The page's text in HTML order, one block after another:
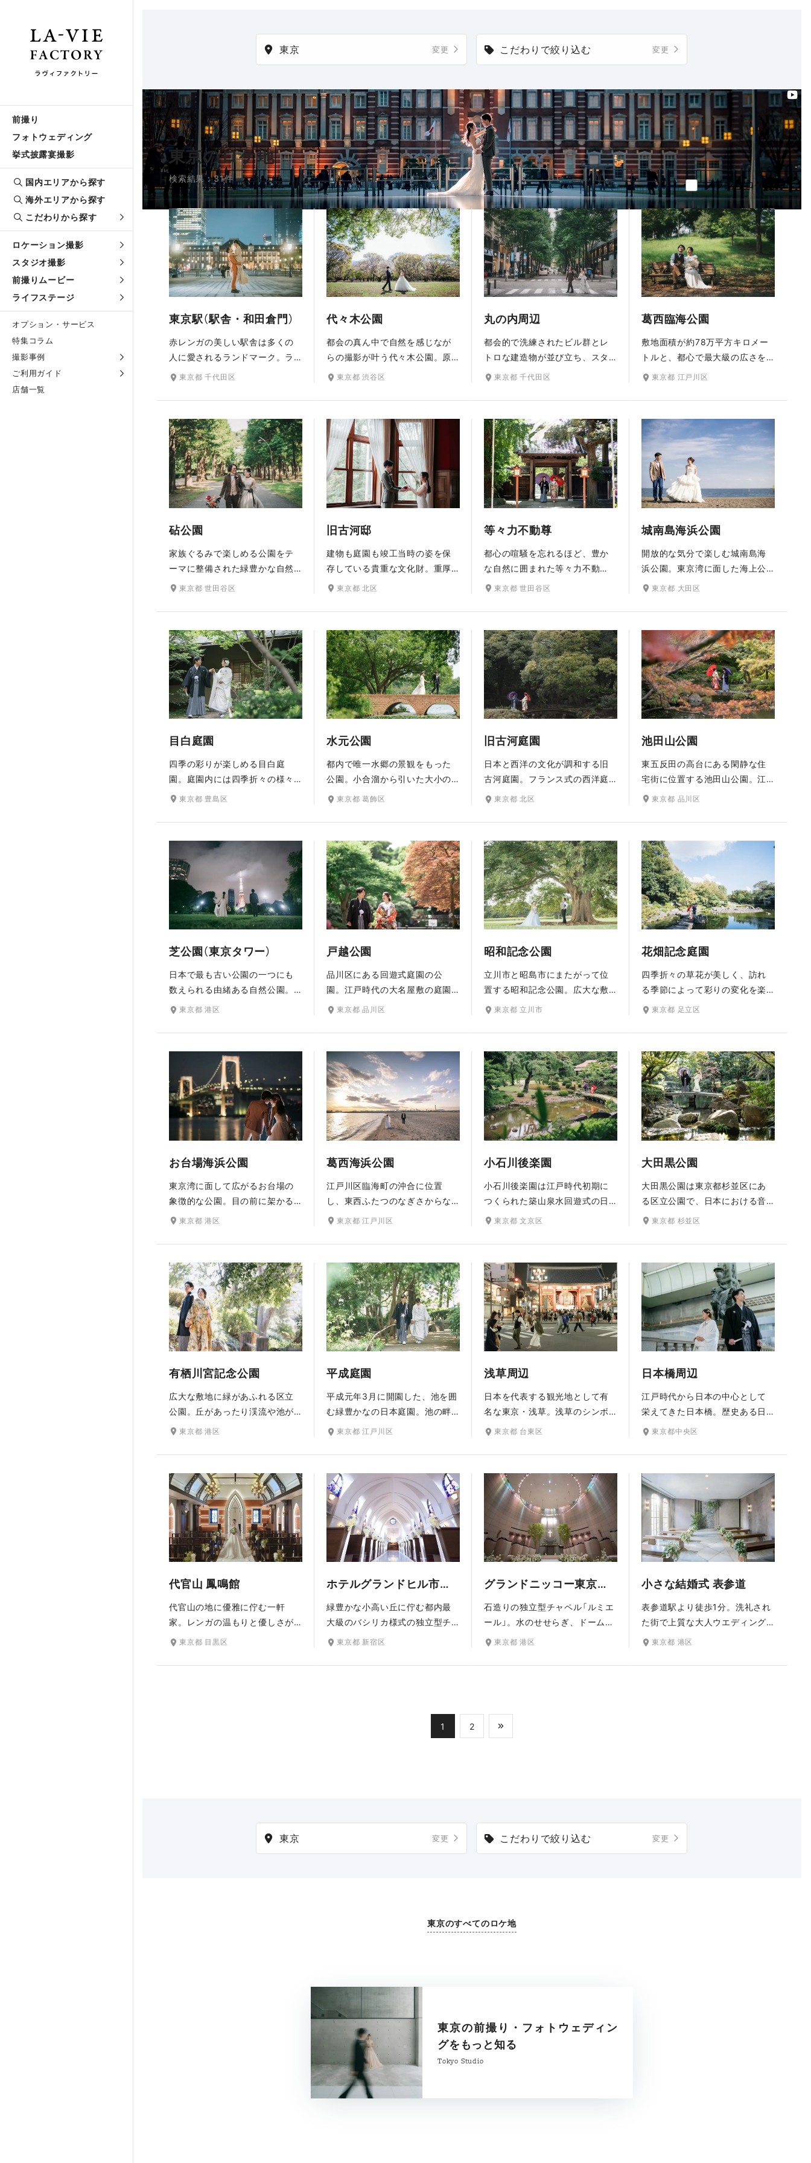
前撮り
フォトウェディング
挙式披露宴撮影
国内エリアから探す
海外エリアから探す
こだわりから探す
ロケーション撮影
スタジオ撮影
前撮りムービー
ライフステージ
オプション・サービス
特集コラム
撮影事例
ご利用ガイド
店舗一覧
東京 変更 こだわりで絞り込む 変更
東京のロケ地
検索結果：31件
プラン内ロケ地
東京駅（駅舎・和田倉門）
赤レンガの美しい駅舎は多くの
人に愛されるランドマーク。ラ
イトアップされた駅舎を背景
真が残せるナイトフォトが人気
です。銀杏並木が美しい行幸通
や重厚な石造りの和田倉門な
ど、周辺には多彩な撮影スポッ
トも。ラフなオフショットから
ロマンチックな構図まで、東京
の今と歴史を感じるこの場所ら
しい特別な写真が残せます。
東京都 千代田区
代々木公園
都会の真ん中で自然を感じなが
らの撮影が叶う代々木公園。原
宿・表参道・渋谷から人々が多
木々に囲まれながら緑あふれる
写真を撮影できます。開放的な
気分を味わえる広大な敷地に
は、木々のほかも噴水や水回廊
を持つ水景施設などの見所も。
ウエディングドレスが映える、
豊かな自然が魅力のプラン内ロ
ケ地です。
東京都 渋谷区
丸の内周辺
都会的で洗練されたビル群とレ
トロな建造物が並び立ち、スタ
イリッシュさとクラシカルさを
安田生命ビルや三菱一号館美術
館など、ドレス姿が一層華やぐ
多彩な撮影スポットが魅力で
す。夜景も美しいロケーショ
ン。まるで映画のワンシーンを
捉えたようなロマンチックな仕
上がりの写真を残せます。
東京都 千代田区
葛西臨海公園
敷地面積が約78万平方キロメー
トルと、都心で最大級の広さを
誇る葛西臨海公園。広大な敷地
プール、スポーツ施設、展望
台、遊具、広場などのさまざま
な施設があり、家族連れやグル
ープで賑わいます。芝生広場や
花畑、大観覧車など多彩なロケ
ーションが楽しめる撮影スポッ
トです。
東京都 江戸川区
砧公園
家族ぐるみで楽しめる公園をテ
ーマに整備された緑豊かな自然
公園。ドレスが映える新緑ロケ
て自然の美しさを全身で感じな
がら伸び伸びと撮影を楽しめま
す。広大な芝生や並木道、木漏
れ日が差し込む小道など、どこ
を切り取っても絵になる砧公園
で、お二人の幸せな瞬間をプロ
のカメラマンが丁寧に撮影しま
す。
東京都 世田谷区
旧古河邸
建物も庭園も竣工当時の姿を保
存している貴重な文化財。重厚
なレンガ造りの建築は、イギリ
ルが設計。ガラス張りのサンル
ームや天井装飾の美しい大食堂
など、クラシカルな雰囲気で撮
影できるスポットが満載です。
屋内での撮影なので天候の心配
がないのも嬉しいポイント。和
装も洋装も絵になる美しい洋館
です。
東京都 北区
等々力不動尊
都心の喧騒を忘れるほど、豊か
な自然に囲まれた等々力不動
尊。真言宗智山派の寺院で、都
渓谷の先に位置しています。春
は桜が美しく咲き誇り、秋は銀
杏の参道やモミジのトンネルな
ど色彩豊かな紅葉がロケーショ
ンを彩ります。和装が映える風
情あふれる撮影スポットです。
東京都 世田谷区
城南島海浜公園
開放的な気分で楽しむ城南島海
浜公園。東京湾に面した海上公
園で、飛行機を間近に眺められ
ロケーション。広い海・空、緑
も豊富で芝生もあり、様々なバ
リエーションでの撮影がお楽し
みいただけます
東京都 大田区
目白庭園
四季の彩りが楽しめる目白庭
園。庭園内には四季折々の様々
な自然の表情を満喫できるよ
の彩りはおふたりの特別な和の
装いを引き立ててくれます。池
泉回遊式の庭園で、池の周囲を
めぐることができ、表門や六角
浮見堂など和の風情を感じるス
ポットでの撮影が叶います。
東京都 豊島区
水元公園
都内で唯一水郷の景観をもった
公園。小合溜から引いた大小の
水路が園内を走り、水郷景観を
四季折々の草花が色づき、特に5
月下旬～6月中旬には花菖蒲が見
頃を迎え美しく咲き競います。
春は桜、秋はポプラ並木やメタ
セコイアの森など、広大な敷地
内には見所がたくさん。水源豊
かなこの場所ならではの自然美
あふれる写真を撮影できます。
東京都 葛飾区
旧古河庭園
日本と西洋の文化が調和する旧
古河庭園。フランス式の西洋庭
園では、バラやツツジ、サツキ
花々とともに、彩り鮮やかな異
国情緒を感じさせる写真を撮る
ことができます。園内を進む
と、心字池を中心にその周りを
散策しながら景観を楽しめる日
本庭園も。自然豊かな庭園内で
新緑や紅葉とおふたりの和装姿
との色合わせをお楽しみくださ
い。
東京都 北区
池田山公園
東五反田の高台にある閑静な住
宅街に位置する池田山公園。江
戸時代、岡山藩主池田家がここ
名の由来となっています。起伏
に富んだ地形を生かし、高台の
あづまやからは池を覗き見るよ
うに景色を展望できます。桜や
アジサイ、ツツジなども美し
く、四季折々の自然を楽しめる
日本庭園です。
東京都 品川区
芝公園（東京タワー）
日本で最も古い公園の一つにも
数えられる由緒ある自然公園。
東京タワーのそばにあり、日中
る東京ならではの景色を写真に
収めることができます。春には
桜、秋には紅葉が美しく色づ
き、どの季節に訪れてもその彩
りを楽しめる自然豊かなロケー
ションです。
東京都 港区
戸越公園
品川区にある回遊式庭園の公
園。江戸時代の大名屋敷の庭園
跡地を利用して整備され、今も
での撮影が叶います。池を中心
に渓谷や滝、築山などが配置さ
れた庭園内の散策には和装がぴ
ったり。梅や桜、藤、銀杏など
季節の草花が色づく様子も美し
く、四季の彩りの変化も楽しめ
る撮影スポットです。
東京都 品川区
昭和記念公園
立川市と昭島市にまたがって位
置する昭和記念公園。広大な敷
地はテーマごとに5つのゾーンに
する草花の色合いを楽しみなが
らの撮影が叶います。春は桜や
菜の花などの花畑、夏はひまわ
り、秋はコスモスなど季節の
花々が咲き誇る景色はおふたり
の特別な写真を美しく彩ってく
れます。和装・洋装どちらも楽
しめる自然豊かなロケーション
です。
東京都 立川市
花畑記念庭園
四季折々の草花が美しく、訪れ
る季節によって彩りの変化を楽
しめる花畑記念庭園。かつて水
り、その地名の由来ともなった
足立区花畑に位置する日本庭園
です。風情ある雪見灯籠や庭園
を見渡すことができるあずま
や、涼やかな水音が心地よい大
滝など、庭園内に配された見所
の数々は和装姿にぴったりで
す。
東京都 足立区
お台場海浜公園
東京湾に面して広がるお台場の
象徴的な公園。目の前に架かる
レインボーブリッジや東京タワ
りの景観で、特に夕暮れ（サンセ
ット）や夜景をバックにした撮影
は大人気です。ビーチや芝生、
桜など、多彩なシーンが撮影で
きるのも魅力のロケ地です。
東京都 港区
葛西海浜公園
江戸川区臨海町の沖合に位置
し、東西ふたつのなぎさからな
る葛西海浜公園。東京湾の水平
びを楽しめるなど、たくさんの
人々の憩いの場となっていま
す。アクセスの良い大都会にい
ながら自然豊かなロケーション
フォトをお楽しみいただけま
す。
東京都 江戸川区
小石川後楽園
小石川後楽園は江戸時代初期に
つくられた築山泉水回遊式の日
本庭園（大名庭園）。東屋や石
スポットがあり、中でも赤い太
鼓橋は緑の木々とのコントラス
トが美しく、和装が映えるロケ
ーションとして人気。桜・新緑
の季節には洋装撮影もおすすめ
です。
東京都 文京区
大田黒公園
大田黒公園は東京都杉並区にあ
る区立公園で、日本における音
楽評論の草分けとして知られる
跡地を利用して1981年10月1日
に開園しました。檜の門や石
畳、休憩室、茶室、大木と芝生
の庭園など、奥ゆかしい和装で
の撮影にピッタリのロケーショ
ン。イチョウ並木が美しい紅葉
シーズンは特に人気です。
東京都 杉並区
有栖川宮記念公園
広大な敷地に緑があふれる区立
公園。丘があったり渓流や池が
あったりと、自然を大切にした
は梅や桜、夏には港区の花でも
ある紫陽花が咲き誇り、秋には
紅葉で一面が赤く染まるなど、
四季折々の美しさの中で撮影を
お楽しみいただけます。
東京都 港区
平成庭園
平成元年3月に開園した、池を囲
む緑豊かなの日本庭園。池の畔
には源心庵・林泉亭・つつじ亭
では、サクラ・ツツジ・ハナシ
ョウブ・モミジなど、四季折々
に移り変わる自然の美しさを身
近に感じることができます。
東京都 江戸川区
浅草周辺
日本を代表する観光地として有
名な東京・浅草。浅草のシンボ
ル・雷門はもちろん、情緒あふ
り、スカイツリーを望む隅田川
沿いなど、バラエティ豊かな名
所を回りながらロケーションフ
ォトをお楽しみいただけます。
東京都 台東区
日本橋周辺
江戸時代から日本の中心として
栄えてきた日本橋。歴史ある日
本橋をはじめ、重厚な石造りの
び、都会の中でも品格を感じる
ロケーションです。夕暮れには
街の灯りが美しく輝き、昼とは
違った表情に。歴史と洗練が交
差する街で、東京らしい上質な
一枚を残せます。
東京都中央区
代官山 鳳鳴館
代官山の地に優雅に佇む一軒
家。レンガの温もりと優しさが
あふれるアンティークチャペル
特徴です。クラシカルな大人の
東京都 目黒区
ホテルグランドヒル市ヶ谷
緑豊かな小高い丘に佇む都内最
大級のバシリカ様式の独立型チ
ャペル。アーチ形の高い天井と
ンドグラスの柔らかく輝く美し
所で過ごした時間を想い出して
ほしい。そんな思いが込められ
東京都 新宿区
グランドニッコー東京台場
石造りの独立型チャペル「ルミエ
ール」。水のせせらぎ、ドーム内
に降り注ぐ光、祭壇を飾るトネ
です。天地創造の光・水・木を
す。チャペル周りでも撮影で
き、石造りの外観や開放的な雰
東京都 港区
小さな結婚式 表参道
表参道駅より徒歩1分。洗礼され
た街で上質な大人ウエディング
が叶う小さな結婚式表参道チャ
み、落ち着いた雰囲気のナチュ
東京都 港区
1 2
東京 変更 こだわりで絞り込む 変更
東京のすべてのロケ地
東京の前撮り・フォトウェディン
グをもっと知る
Tokyo Studio